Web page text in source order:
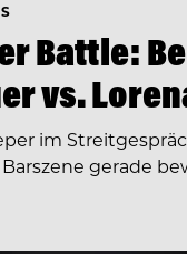
Battle:
vs.
im
gerade